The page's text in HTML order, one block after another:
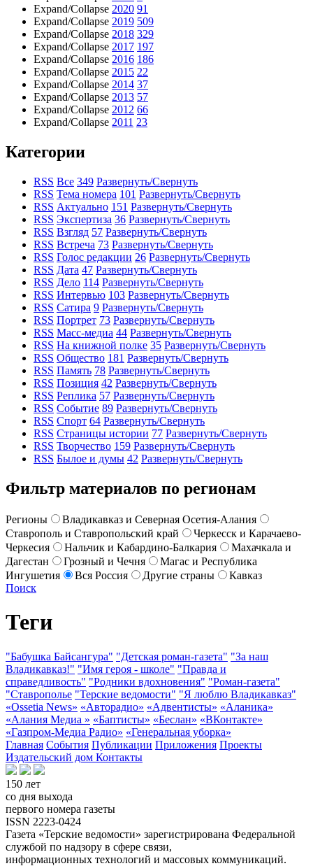
Expand/Collapse 2020 91
Expand/Collapse 2019 509
Expand/Collapse 2018 329
Expand/Collapse 2017 197
Expand/Collapse 2016 186
Expand/Collapse 2015 22
Expand/Collapse 2014 37
Expand/Collapse 2013 57
Expand/Collapse 2012 66
Expand/Collapse 2011 23
Категории
RSS Все 349 Развернуть/Свернуть
RSS Тема номера 101 Развернуть/Свернуть
RSS Актуально 151 Развернуть/Свернуть
RSS Экспертиза 36 Развернуть/Свернуть
RSS Взгляд 57 Развернуть/Свернуть
RSS Встреча 73 Развернуть/Свернуть
RSS Голос редакции 26 Развернуть/Свернуть
RSS Дата 47 Развернуть/Свернуть
RSS Дело 114 Развернуть/Свернуть
RSS Интервью 103 Развернуть/Свернуть
RSS Сатира 9 Развернуть/Свернуть
RSS Портрет 73 Развернуть/Свернуть
RSS Масс-медиа 44 Развернуть/Свернуть
RSS На книжной полке 35 Развернуть/Свернуть
RSS Общество 181 Развернуть/Свернуть
RSS Память 78 Развернуть/Свернуть
RSS Позиция 42 Развернуть/Свернуть
RSS Реплика 57 Развернуть/Свернуть
RSS Событие 89 Развернуть/Свернуть
RSS Спорт 64 Развернуть/Свернуть
RSS Страницы истории 77 Развернуть/Свернуть
RSS Творчество 159 Развернуть/Свернуть
RSS Былое и думы 42 Развернуть/Свернуть
Фильтр материалов по регионам
Регионы
Владикавказ и Северная Осетия-Алания
Ставрополь и Ставропольский край
Черкесск и Карачаево-
Черкесия
Нальчик и Кабардино-Балкария
Махачкала и
Дагестан
Грозный и Чечня
Магас и Республика
Ингушетия
Вся Россия Другие страны
Кавказ
Поиск
Теги
"Бабушка Байсангура" "Детская роман-газета" "За наш
Владикавказ!" "Имя героя - школе" "Правда и
справедливость" "Родники вдохновения" "Роман-газета"
"Ставрополье "Терские ведомости" "Я люблю Владикавказ"
«Ossetia News» «Авторадио» «Адвентисты» «Аланика»
«Алания Медиа » «Баптисты» «Беслан» «ВКонтакте»
«Газпром-Медиа Радио» «Генеральная уборка»
Главная События Публикации Приложения Проекты
Издательский дом Контакты
150 лет
со дня выхода
первого номера газеты
ISSN 2223-0424
Газета «Терские ведомости» зарегистрирована Федеральной
службой по надзору в сфере связи,
информационных технологий и массовых коммуникаций.